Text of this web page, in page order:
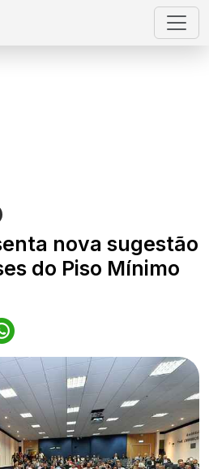
nova sugestão
do Piso Mínimo